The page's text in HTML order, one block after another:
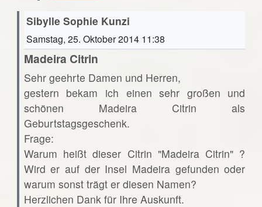
Sibylle Sophie Kunzi
Samstag, 25. Oktober 2014 11:38
Madeira Citrin
Sehr geehrte Damen und Herren,
gestern bekam ich einen sehr großen und
schönen Madeira Citrin als
Geburtstagsgeschenk.
Frage:
Warum heißt dieser Citrin "Madeira Citrin" ?
Wird er auf der Insel Madeira gefunden oder
warum sonst trägt er diesen Namen?
Herzlichen Dank für Ihre Auskunft.